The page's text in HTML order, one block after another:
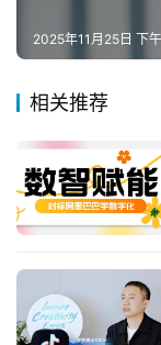
2025年11月25日 下
相关推荐